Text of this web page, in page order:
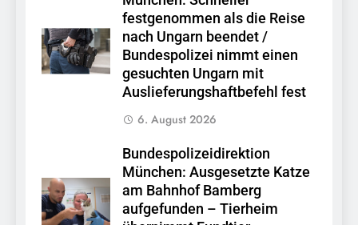
festgenommen als die Reise
nach Ungarn beendet /
Bundespolizei nimmt einen
gesuchten Ungarn mit
Auslieferungshaftbefehl fest
6. August 2026
Bundespolizeidirektion
München: Ausgesetzte Katze
am Bahnhof Bamberg
aufgefunden – Tierheim